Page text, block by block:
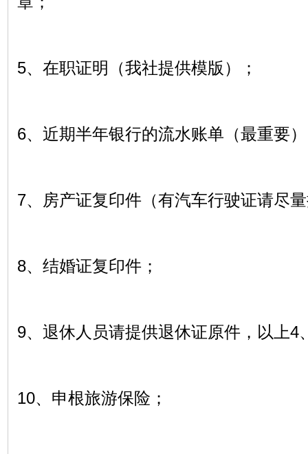
5、在职证明（我社提供模版）；
6、近期半年银行的流水账单（最重要
7、房产证复印件（有汽车行驶证请尽
8、结婚证复印件；
9、退休人员请提供退休证原件，以上4
10、申根旅游保险；